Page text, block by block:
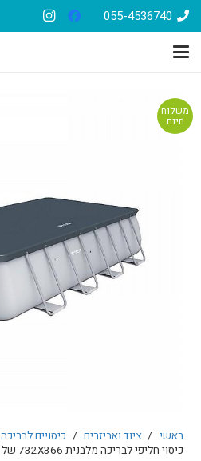
055-4536740
משלוח
חינם
ראשי / ציוד ואביזרים / כיסויים לבריכה
כיסוי חליפי לבריכה מלבנית 732X366 של חברת bestway חומר PVC